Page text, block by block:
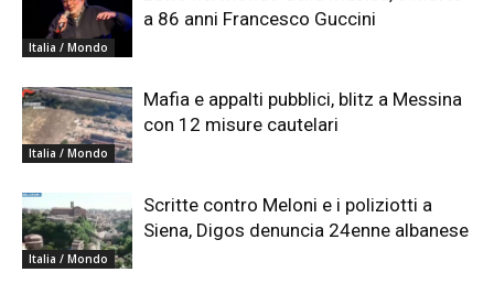
Italia / Mondo
a 86 anni Francesco Guccini
Italia / Mondo
Mafia e appalti pubblici, blitz a Messina
con 12 misure cautelari
Italia / Mondo
Scritte contro Meloni e i poliziotti a
Siena, Digos denuncia 24enne albanese